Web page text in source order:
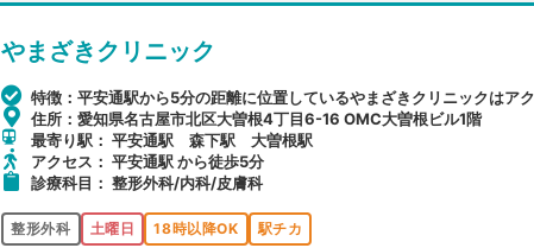
やまざきクリニック
特徴：平安通駅から5分の距離に位置しているやまざきクリニックはア
住所：愛知県名古屋市北区大曽根4丁目6-16 OMC大曽根ビル1階
最寄り駅： 平安通駅 森下駅 大曽根駅
アクセス： 平安通駅 から徒歩5分
診療科目： 整形外科/内科/皮膚科
整形外科 土曜日 18時以降OK 駅チカ